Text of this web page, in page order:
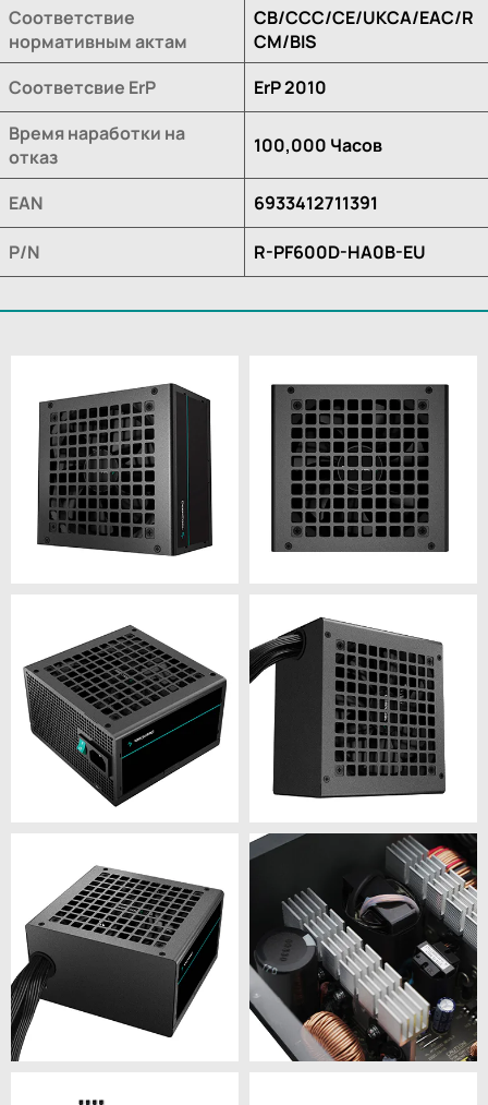
Соответствие
нормативным актам
CB/CCC/CE/UKCA/EAC/R
CM/BIS
Соответсвие ErP
ErP 2010
Время наработки на
отказ
100,000 Часов
EAN 6933412711391
P/N R-PF600D-HA0B-EU